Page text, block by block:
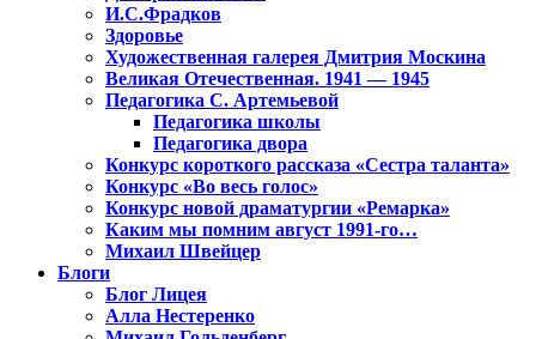
И.С.Фрадков
Здоровье
Художественная галерея Дмитрия Москина
Великая Отечественная. 1941 — 1945
Педагогика С. Артемьевой
Педагогика школы
Педагогика двора
Конкурс короткого рассказа «Сестра таланта»
Конкурс «Во весь голос»
Конкурс новой драматургии «Ремарка»
Каким мы помним август 1991-го…
Михаил Швейцер
Блоги
Блог Лицея
Алла Нестеренко